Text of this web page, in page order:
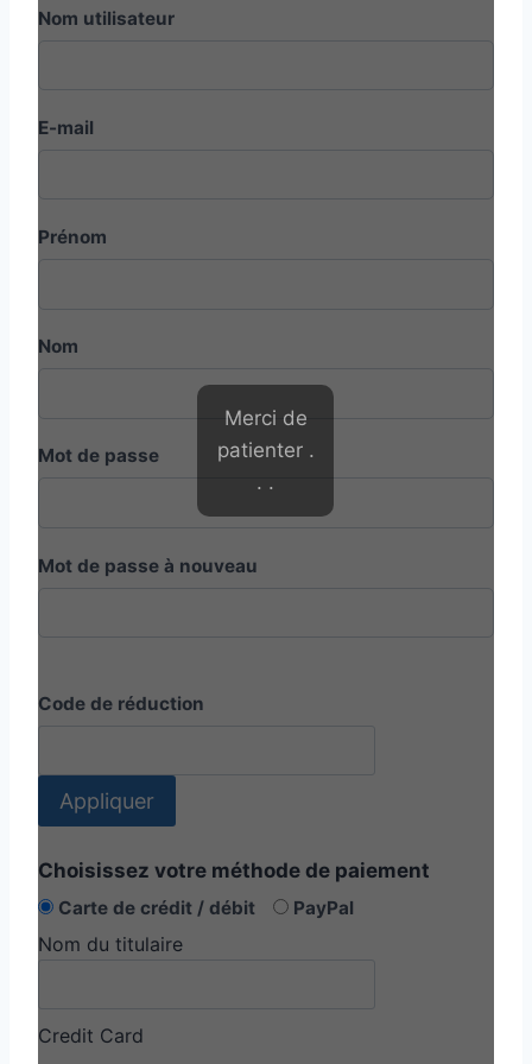
Nom utilisateur
E-mail
Prénom
Nom
Mot de passe
Mot de passe à nouveau
Code de réduction
Appliquer
Choisissez votre méthode de paiement
Carte de crédit / débit PayPal
Nom du titulaire
Credit Card
Merci de
patienter .
. .